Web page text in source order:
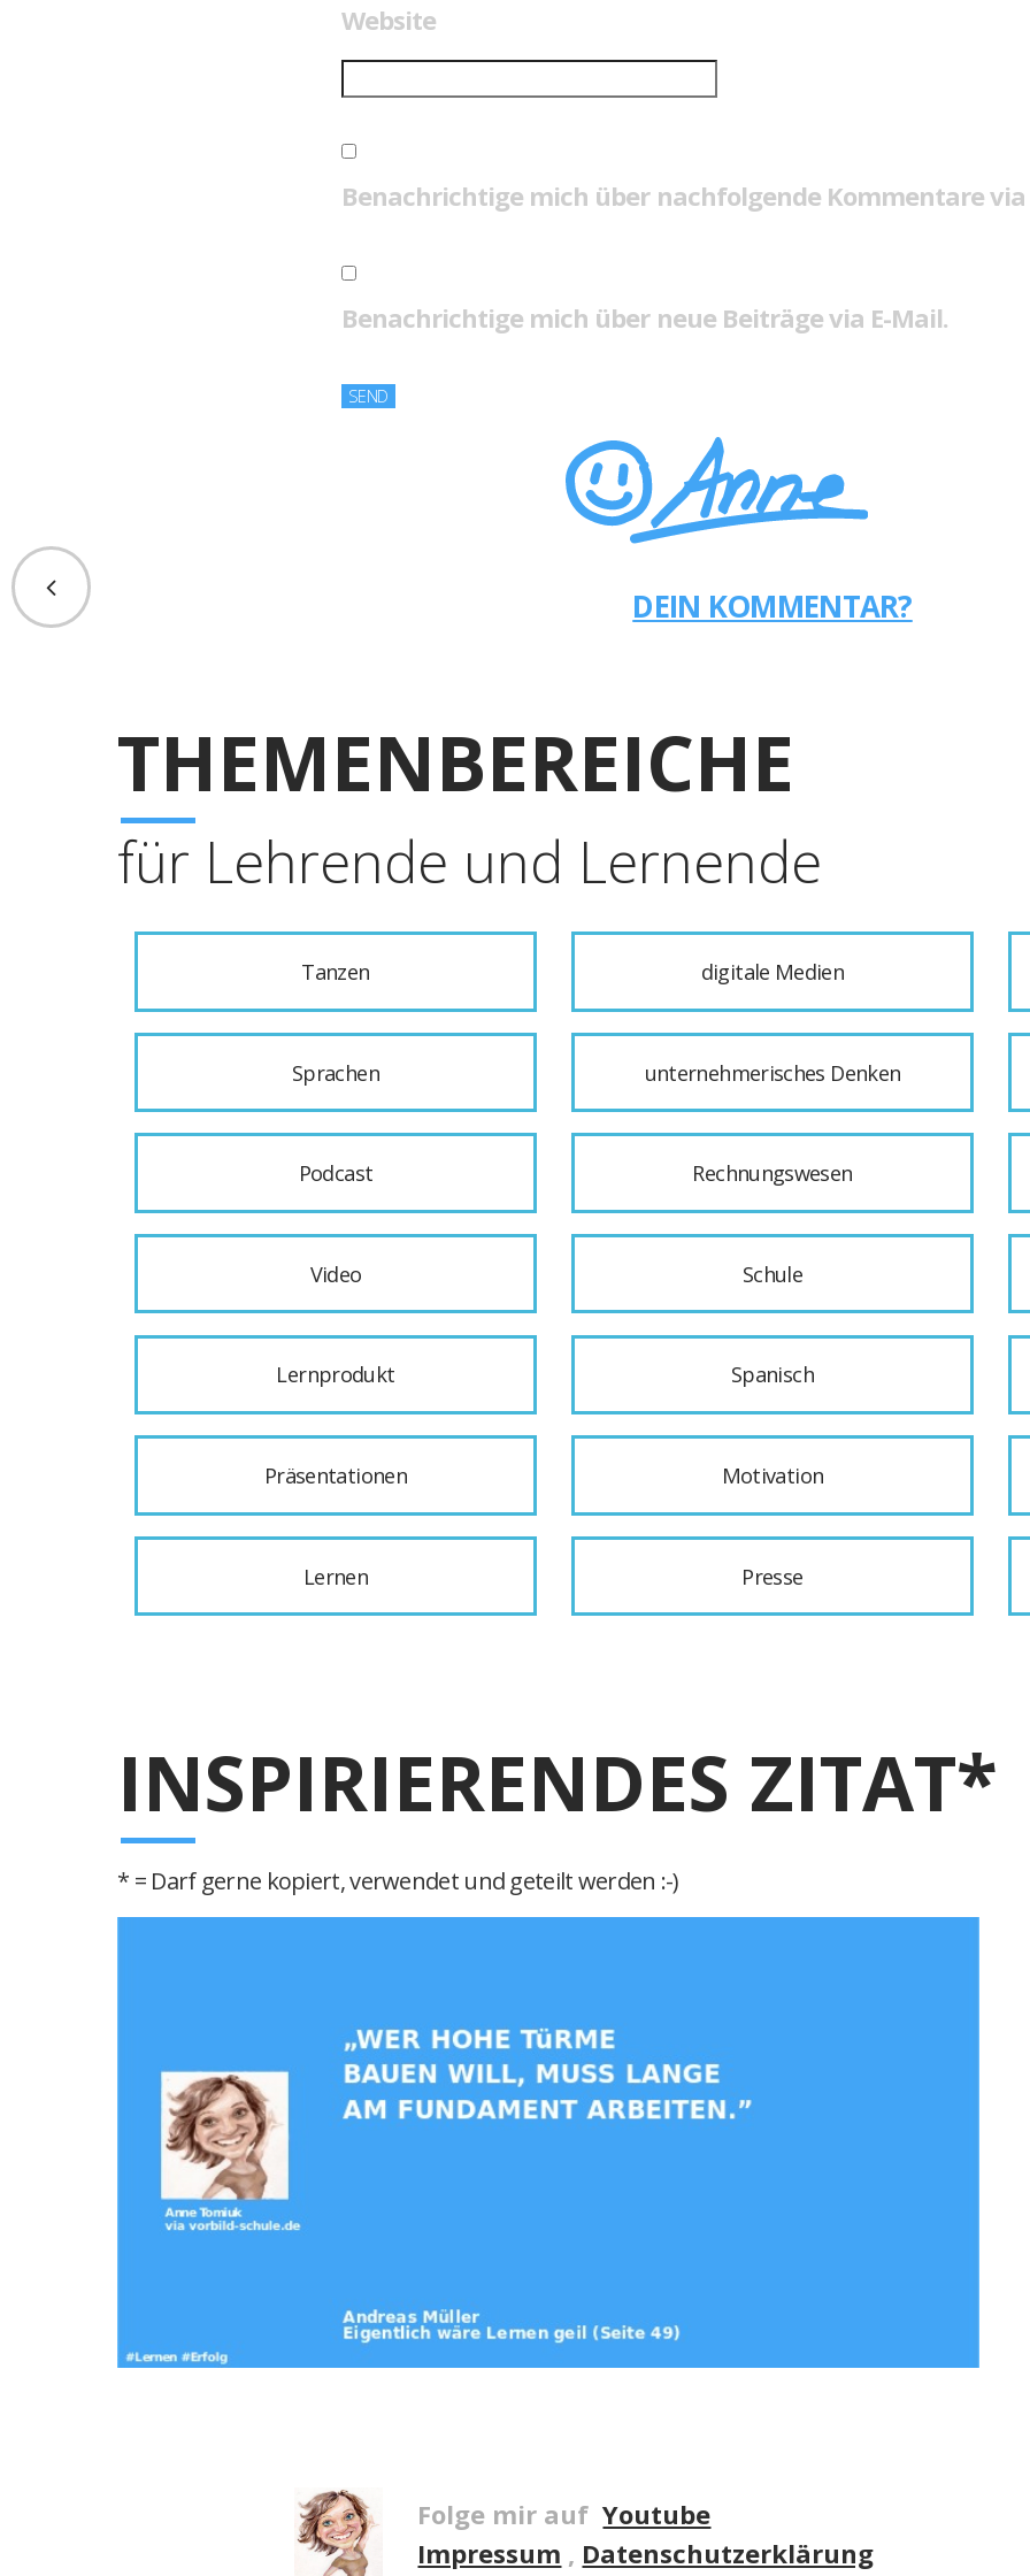
Website
Benachrichtige mich über nachfolgende Kommentare via
Benachrichtige mich über neue Beiträge via E-Mail.
DEIN KOMMENTAR?
THEMENBEREICHE
für Lehrende und Lernende
Tanzen digitale Medien
Sprachen unternehmerisches Denken
Podcast Rechnungswesen
Video Schule
Lernprodukt Spanisch
Präsentationen Motivation
Lernen Presse
INSPIRIERENDES ZITAT*
* = Darf gerne kopiert, verwendet und geteilt werden :-)
Folge mir auf Youtube
Impressum , Datenschutzerklärung